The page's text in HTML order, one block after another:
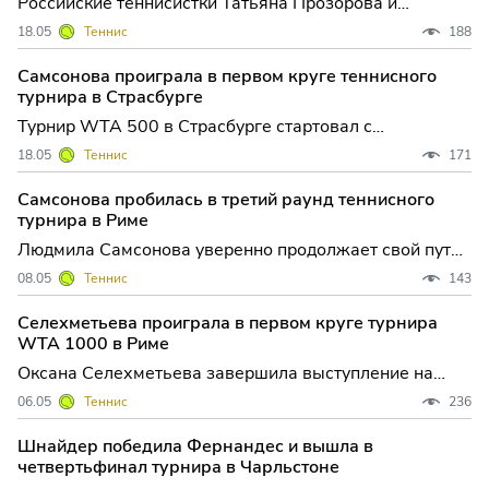
Анастасия Гасанова завершили выступление на
старте квалификации Roland Garros, не сумев
преодолеть первый раунд отбора на знаменитом
грунте Парижа. Для обеих спортсменок это
поражение стало досадным препятст
18.05 Теннис 188
Самсонова проиграла в первом круге теннисного
турнира в Страсбурге
Турнир WTA 500 в Страсбурге стартовал с
неожиданного результата для российских
болельщиков: Людмила Самсонова, одна из
фавориток соревнования и прошлогодняя
финалистка, завершила выступление уже в первом
круге, уступив Дарье Касаткиной из Австралии.
18.05 Теннис 171
Самсонова пробилась в третий раунд теннисного
турнира в Риме
Людмила Самсонова уверенно продолжает свой путь
на престижном грунтовом турнире WTA 1000 в Риме,
демонстрируя стабильную игру и подтверждая статус
одной из сильнейших российских теннисисток на
сегодняшний день. В матче второго круга россиянка,
посеян
08.05 Теннис 143
Селехметьева проиграла в первом круге турнира
WTA 1000 в Риме
Оксана Селехметьева завершила выступление на
престижном турнире WTA 1000 в Риме уже на старте,
уступив в непростом трехсетовом поединке
представительнице Швейцарии Ребеке Масаровой.
Для российской теннисистки этот турнир мог стать
возможностью укрепи
06.05 Теннис 236
Шнайдер победила Фернандес и вышла в
четвертьфинал турнира в Чарльстоне